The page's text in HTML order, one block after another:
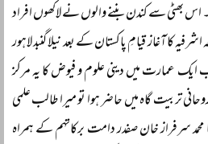
بھٹی سے کندن بننے والوں نے لاکھوں افراد
کا آغاز قیامِ پاکستان کے بعد نیلا گنبد لاہور
ایک عمارت میں دینی علوم و فیوض کا یہ مرکز
تربیت گاہ میں حاضر ہوا تو میرا طالب علمی
محمد سرفراز خان صفدر دامت برکاتہم کے ہمراہ